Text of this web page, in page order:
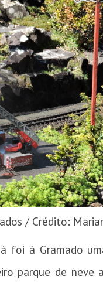
/ Crédito:
foi à Gramado
parque de neve